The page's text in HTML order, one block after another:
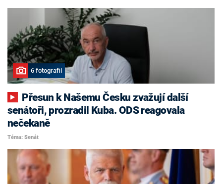
6 fotografií
senátoři, prozradil Kuba. ODS reagovala
nečekaně
Téma: Senát